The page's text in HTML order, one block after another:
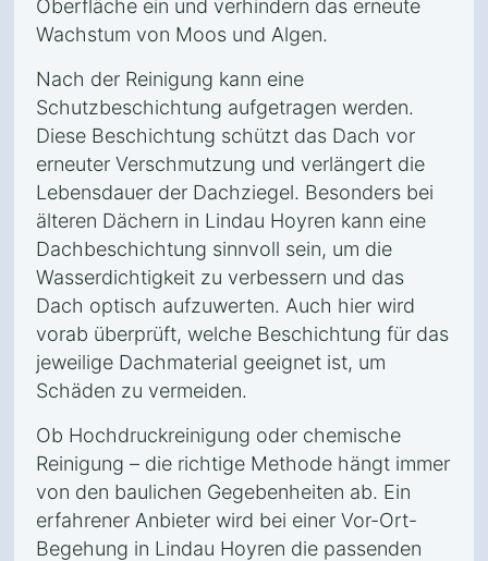
Oberfläche ein und verhindern das erneute
Wachstum von Moos und Algen.
Nach der Reinigung kann eine
Schutzbeschichtung aufgetragen werden.
Diese Beschichtung schützt das Dach vor
erneuter Verschmutzung und verlängert die
Lebensdauer der Dachziegel. Besonders bei
älteren Dächern in Lindau Hoyren kann eine
Dachbeschichtung sinnvoll sein, um die
Wasserdichtigkeit zu verbessern und das
Dach optisch aufzuwerten. Auch hier wird
vorab überprüft, welche Beschichtung für das
jeweilige Dachmaterial geeignet ist, um
Schäden zu vermeiden.
Ob Hochdruckreinigung oder chemische
Reinigung – die richtige Methode hängt immer
von den baulichen Gegebenheiten ab. Ein
erfahrener Anbieter wird bei einer Vor-Ort-
Begehung in Lindau Hoyren die passenden